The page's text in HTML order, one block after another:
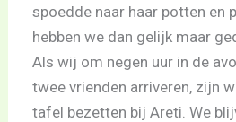
spoedde naar haar potten en
hebben we dan gelijk maar
Als wij om negen uur in de
twee vrienden arriveren, zijn
tafel bezetten bij Areti. We